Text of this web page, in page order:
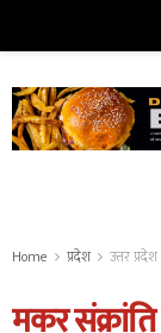
Home प्रदेश उत्तर प्रदेश
मकर